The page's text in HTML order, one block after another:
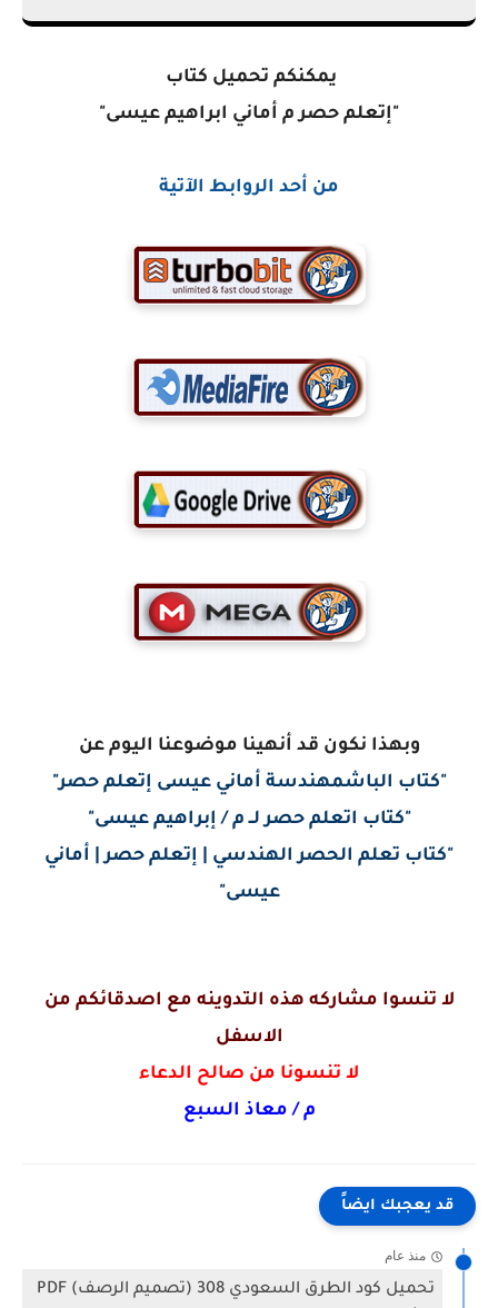
يمكنكم تحميل كتاب
"إتعلم حصر م أماني ابراهيم عيسى"
من أحد الروابط الآتية
وبهذا نكون قد أنهينا موضوعنا اليوم عن
"كتاب الباشمهندسة أماني عيسى إتعلم حصر"
"كتاب اتعلم حصر لــ م / إبراهيم عيسى"
"كتاب تعلم الحصر الهندسي | إتعلم حصر | أماني
عيسى"
لا تنسوا مشاركه هذه التدوينه مع اصدقائكم من
الاسفل
لا تنسونا من صالح الدعاء
م / معاذ السبع
قد يعجبك ايضاً
منذ عام
تحميل كود الطرق السعودي 308 (تصميم الرصف) PDF